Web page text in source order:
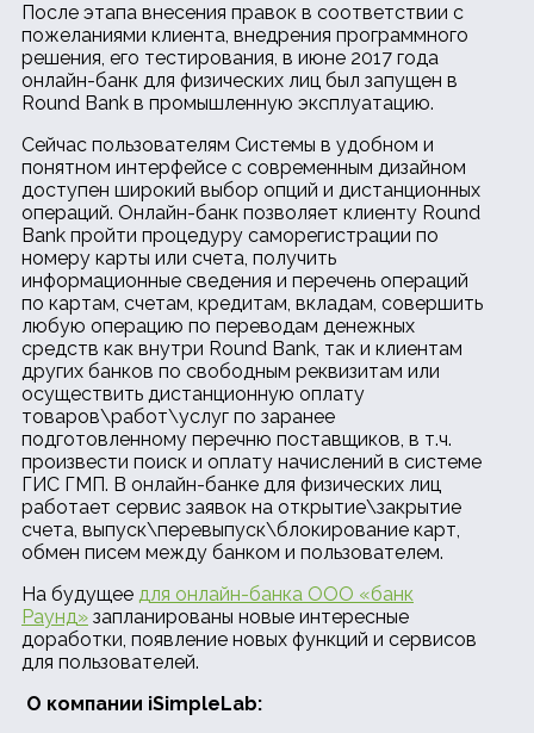
После этапа внесения правок в соответствии с
пожеланиями клиента, внедрения программного
решения, его тестирования, в июне 2017 года
онлайн-банк для физических лиц был запущен в
Round Bank в промышленную эксплуатацию.
Сейчас пользователям Системы в удобном и
понятном интерфейсе с современным дизайном
доступен широкий выбор опций и дистанционных
операций. Онлайн-банк позволяет клиенту Round
Bank пройти процедуру саморегистрации по
номеру карты или счета, получить
информационные сведения и перечень операций
по картам, счетам, кредитам, вкладам, совершить
любую операцию по переводам денежных
средств как внутри Round Bank, так и клиентам
других банков по свободным реквизитам или
осуществить дистанционную оплату
товаров\работ\услуг по заранее
подготовленному перечню поставщиков, в т.ч.
произвести поиск и оплату начислений в системе
ГИС ГМП. В онлайн-банке для физических лиц
работает сервис заявок на открытие\закрытие
счета, выпуск\перевыпуск\блокирование карт,
обмен писем между банком и пользователем.
На будущее для онлайн-банка ООО «банк
Раунд» запланированы новые интересные
доработки, появление новых функций и сервисов
для пользователей.
О компании iSimpleLab: